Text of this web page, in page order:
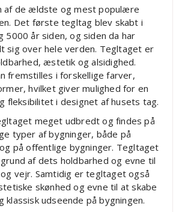
af de ældste og mest populære
Det første tegltag blev skabt i
5000 år siden, og siden da har
sig over hele verden. Tegltaget er
æstetik og alsidighed.
fremstilles i forskellige farver,
hvilket giver mulighed for en
fleksibilitet i designet af husets tag.
meget udbredt og findes på
typer af bygninger, både på
på offentlige bygninger. Tegltaget
af dets holdbarhed og evne til
vejr. Samtidig er tegltaget også
skønhed og evne til at skabe
klassisk udseende på bygningen.